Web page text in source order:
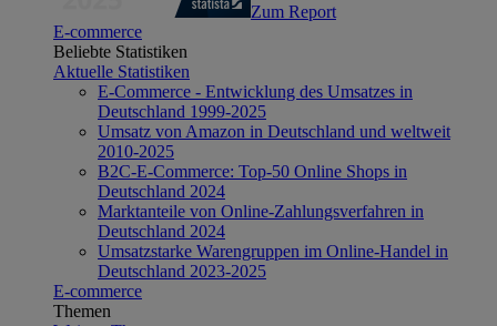
Zum Report
E-commerce
Beliebte Statistiken
Aktuelle Statistiken
E-Commerce - Entwicklung des Umsatzes in
Deutschland 1999-2025
Umsatz von Amazon in Deutschland und weltweit
2010-2025
B2C-E-Commerce: Top-50 Online Shops in
Deutschland 2024
Marktanteile von Online-Zahlungsverfahren in
Deutschland 2024
Umsatzstarke Warengruppen im Online-Handel in
Deutschland 2023-2025
E-commerce
Themen